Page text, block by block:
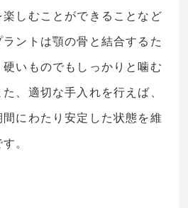
しむことができることなど
ントは顎の骨と結合するた
いものでもしっかりと噛む
、適切な手入れを行えば、
にわたり安定した状態を維
。